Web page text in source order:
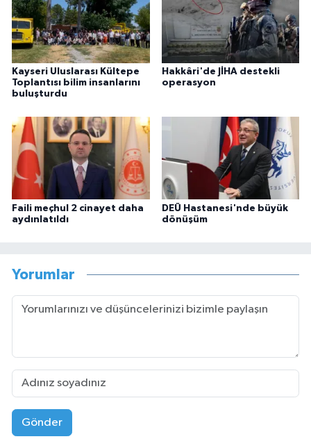
Kayseri Uluslarası Kültepe
Toplantısı bilim insanlarını
buluşturdu
Hakkâri'de JİHA destekli
operasyon
Faili meçhul 2 cinayet daha
aydınlatıldı
DEÜ Hastanesi'nde büyük
dönüşüm
Yorumlar
Gönder